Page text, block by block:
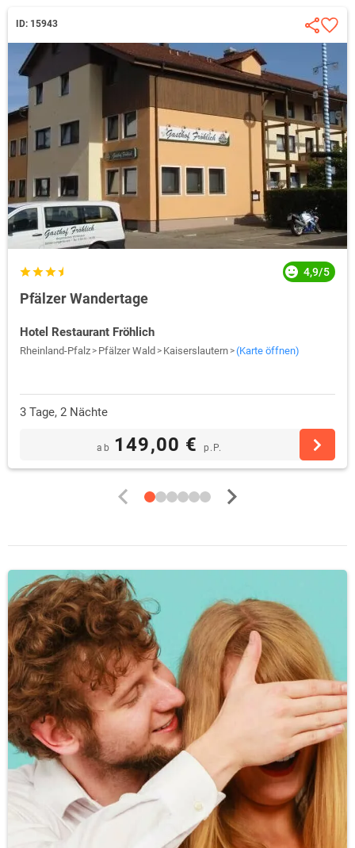
ID: 15943
4,9/5
Pfälzer Wandertage
Hotel Restaurant Fröhlich
Rheinland-Pfalz Pfälzer Wald Kaiserslautern (Karte öffnen)
3 Tage, 2 Nächte
ab 149,00 € p.P.